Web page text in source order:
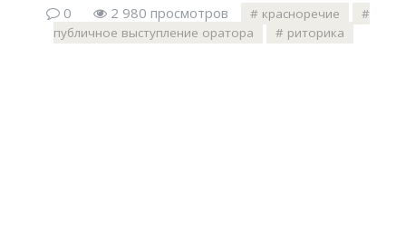
0 2 980 просмотров
красноречие
публичное выступление оратора
риторика